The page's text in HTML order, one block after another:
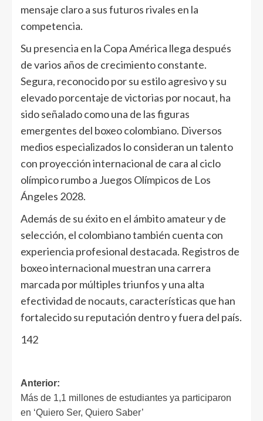
mensaje claro a sus futuros rivales en la
competencia.
Su presencia en la Copa América llega después
de varios años de crecimiento constante.
Segura, reconocido por su estilo agresivo y su
elevado porcentaje de victorias por nocaut, ha
sido señalado como una de las figuras
emergentes del boxeo colombiano. Diversos
medios especializados lo consideran un talento
con proyección internacional de cara al ciclo
olímpico rumbo a Juegos Olímpicos de Los
Ángeles 2028.
Además de su éxito en el ámbito amateur y de
selección, el colombiano también cuenta con
experiencia profesional destacada. Registros de
boxeo internacional muestran una carrera
marcada por múltiples triunfos y una alta
efectividad de nocauts, características que han
fortalecido su reputación dentro y fuera del país.
142
Anterior:
Más de 1,1 millones de estudiantes ya participaron
en ‘Quiero Ser, Quiero Saber’